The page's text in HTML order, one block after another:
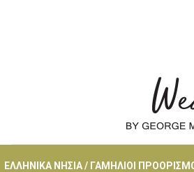
ΕΛΛΗΝΙΚΆ ΝΗΣΙΆ / ΓΑΜΉΛΙΟΙ